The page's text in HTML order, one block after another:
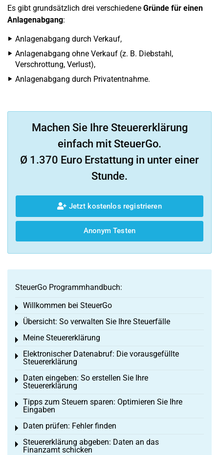
Es gibt grundsätzlich drei verschiedene Gründe für einen
Anlagenabgang:
Anlagenabgang durch Verkauf,
Anlagenabgang ohne Verkauf (z. B. Diebstahl,
Verschrottung, Verlust),
Anlagenabgang durch Privatentnahme.
Machen Sie Ihre Steuererklärung
einfach mit SteuerGo.
Ø 1.370 Euro Erstattung in unter einer
Stunde.
Jetzt kostenlos registrieren
Anonym Testen
SteuerGo Programmhandbuch:
Willkommen bei SteuerGo
Toggle menu
Übersicht: So verwalten Sie Ihre Steuerfälle
Toggle menu
Meine Steuererklärung
Toggle menu
Elektronischer Datenabruf: Die vorausgefüllte
Steuererklärung
Toggle menu
Daten eingeben: So erstellen Sie Ihre
Steuererklärung
Toggle menu
Tipps zum Steuern sparen: Optimieren Sie Ihre
Eingaben
Toggle menu
Daten prüfen: Fehler finden
Toggle menu
Steuererklärung abgeben: Daten an das
Finanzamt schicken
Toggle menu